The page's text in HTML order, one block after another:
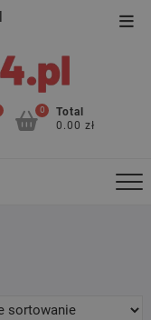
0
Total
0.00 zł